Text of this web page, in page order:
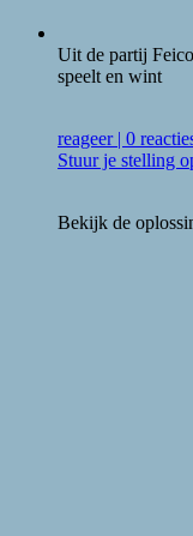
Uit de partij
speelt en wint
reageer| 0
Stuur je stelling
Bekijk de